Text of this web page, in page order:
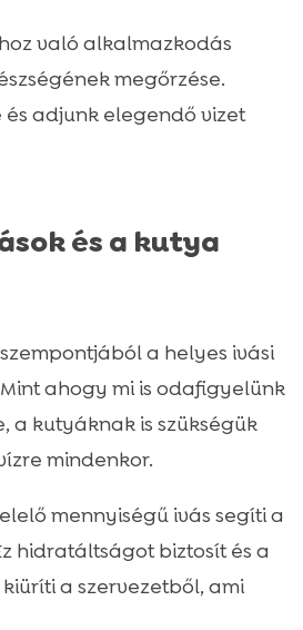
való alkalmazkodás
megőrzése.
adjunk elegendő vizet
és a kutya
a helyes ivási
ahogy mi is odafigyelünk
a kutyáknak is szükségük
mindenkor.
mennyiségű ivás segíti a
hidratáltságot biztosít és a
a szervezetből, ami